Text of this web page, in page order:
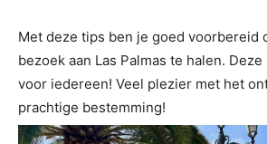
Met deze tips ben je goed voorbereid
bezoek aan Las Palmas te halen.
voor iedereen! Veel plezier met het
prachtige bestemming!